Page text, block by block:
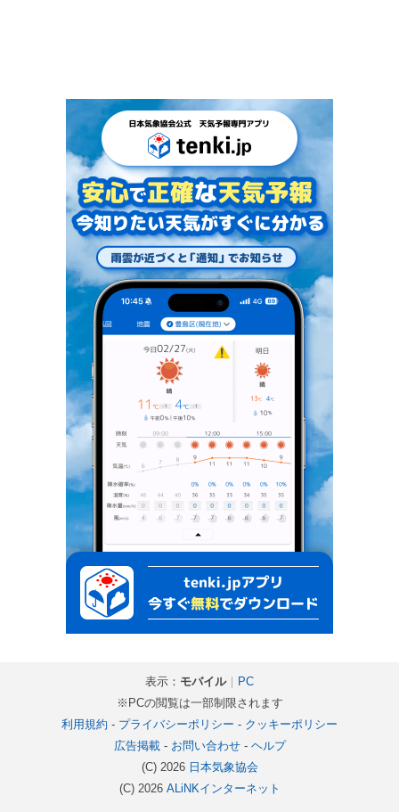
表示： モバイル｜
PC
※PCの閲覧は一部制限されます
利用規約 - プライバシーポリシー - クッキーポリシー
広告掲載- お問い合わせ- ヘルプ
(C) 2026 日本気象協会
(C) 2026 ALiNKインターネット